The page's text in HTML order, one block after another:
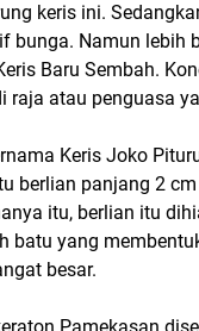
keris ini.
bunga. Namun lebih
Baru Sembah.
raja atau penguasa
Keris Joko
berlian panjang 2
itu, berlian itu
batu yang
besar.